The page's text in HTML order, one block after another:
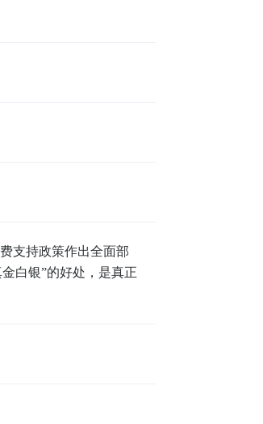
支持政策作出全面部
白银”的好处，是真正